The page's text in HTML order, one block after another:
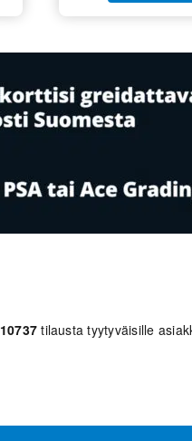
10737 tilausta tyytyväisille